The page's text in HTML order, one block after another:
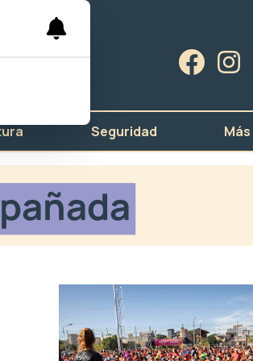
Seguridad Más